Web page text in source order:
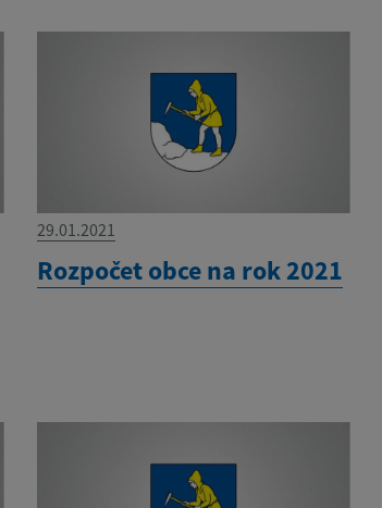
29.01.2021
Rozpočet obce na rok 2021